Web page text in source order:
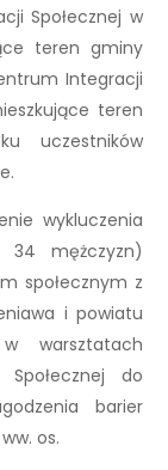
Społecznej w
teren gminy
Integracji
teren
uczestników
wykluczenia
mężczyzn)
społecznym z
i powiatu
warsztatach
do
barier
os.